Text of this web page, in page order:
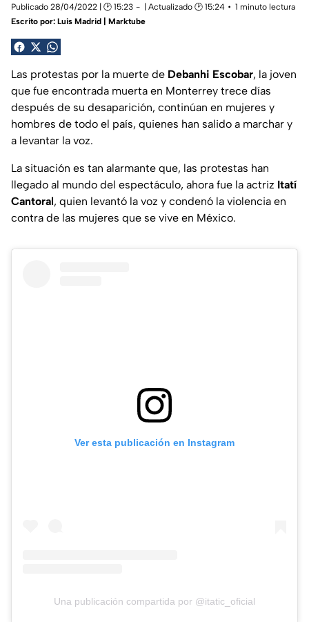
Publicado 28/04/2022 | 🕑 15:23 | Actualizado 🕑 15:24
1 minuto lectura
Escrito por: Luis Madrid | Marktube
Las protestas por la muerte de Debanhi Escobar, la joven
que fue encontrada muerta en Monterrey trece días
después de su desaparición, continúan en mujeres y
hombres de todo el país, quienes han salido a marchar y
a levantar la voz.
La situación es tan alarmante que, las protestas han
llegado al mundo del espectáculo, ahora fue la actriz Itatí
Cantoral, quien levantó la voz y condenó la violencia en
contra de las mujeres que se vive en México.
Ver esta publicación en Instagram
Una publicación compartida por @itatic_oficial